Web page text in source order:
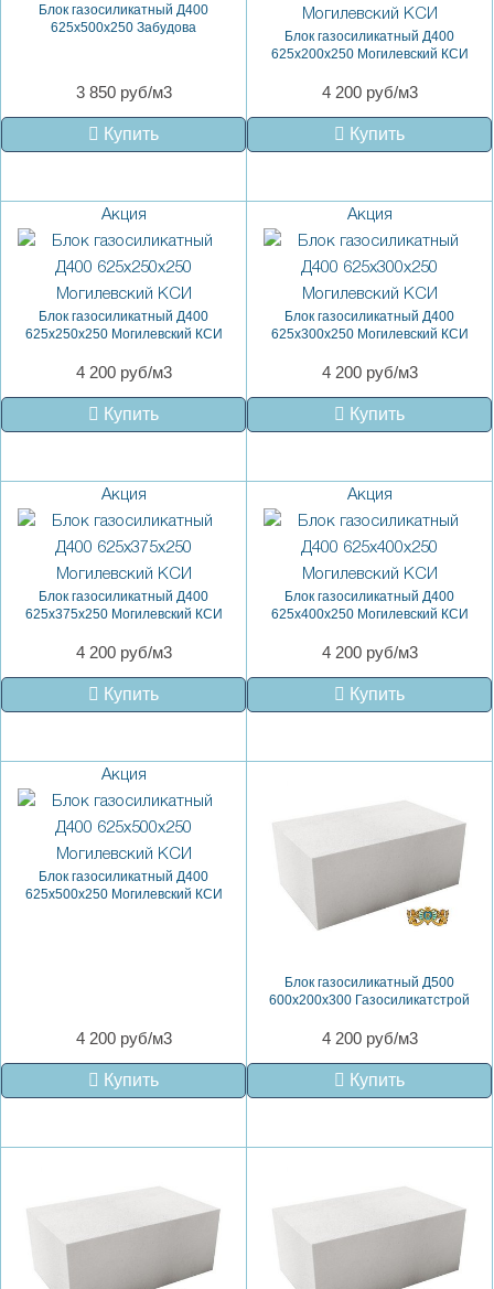
Блок газосиликатный Д400
625x500x250 Забудова
3 850 руб/м3
Купить
Блок газосиликатный Д400
625х200х250 Могилевский КСИ
4 200 руб/м3
Купить
Акция
Блок газосиликатный Д400
625х250х250 Могилевский КСИ
4 200 руб/м3
Купить
Акция
Блок газосиликатный Д400
625х300х250 Могилевский КСИ
4 200 руб/м3
Купить
Акция
Блок газосиликатный Д400
625х375х250 Могилевский КСИ
4 200 руб/м3
Купить
Акция
Блок газосиликатный Д400
625х400х250 Могилевский КСИ
4 200 руб/м3
Купить
Акция
Блок газосиликатный Д400
625х500х250 Могилевский КСИ
4 200 руб/м3
Купить
Блок газосиликатный Д500
600х200х300 Газосиликатстрой
4 200 руб/м3
Купить